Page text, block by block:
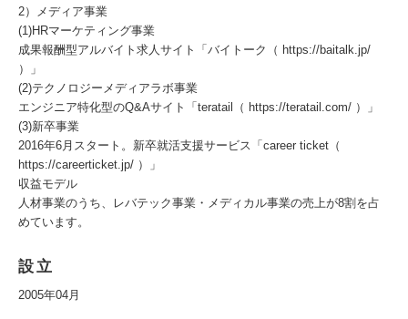
2）メディア事業
(1)HRマーケティング事業
成果報酬型アルバイト求人サイト「バイトーク（ https://baitalk.jp/
）」
(2)テクノロジーメディアラボ事業
エンジニア特化型のQ&Aサイト「teratail（ https://teratail.com/ ）」
(3)新卒事業
2016年6月スタート。新卒就活支援サービス「career ticket（
https://careerticket.jp/ ）」
収益モデル
人材事業のうち、レバテック事業・メディカル事業の売上が8割を占
めています。
設立
2005年04月